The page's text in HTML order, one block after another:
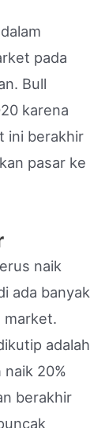
pada
Bull
karena
ini berakhir
pasar ke
naik
ada banyak
market.
adalah
20%
berakhir